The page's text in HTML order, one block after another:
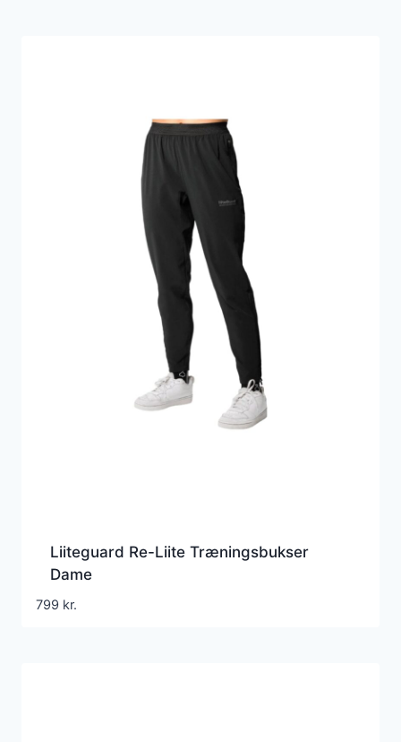
Liiteguard Re-Liite Træningsbukser
Dame
799 kr.